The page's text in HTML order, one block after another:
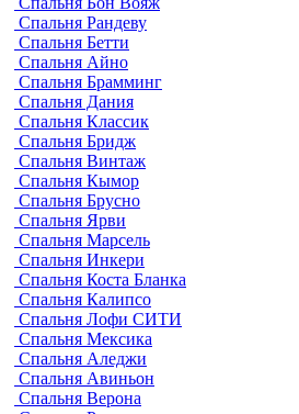
Спальня Рандеву
Спальня Бетти
Спальня Айно
Спальня Брамминг
Спальня Дания
Спальня Классик
Спальня Бридж
Спальня Винтаж
Спальня Кымор
Спальня Брусно
Спальня Ярви
Спальня Марсель
Спальня Инкери
Спальня Коста Бланка
Спальня Калипсо
Спальня Лофи СИТИ
Спальня Мексика
Спальня Аледжи
Спальня Авиньон
Спальня Верона